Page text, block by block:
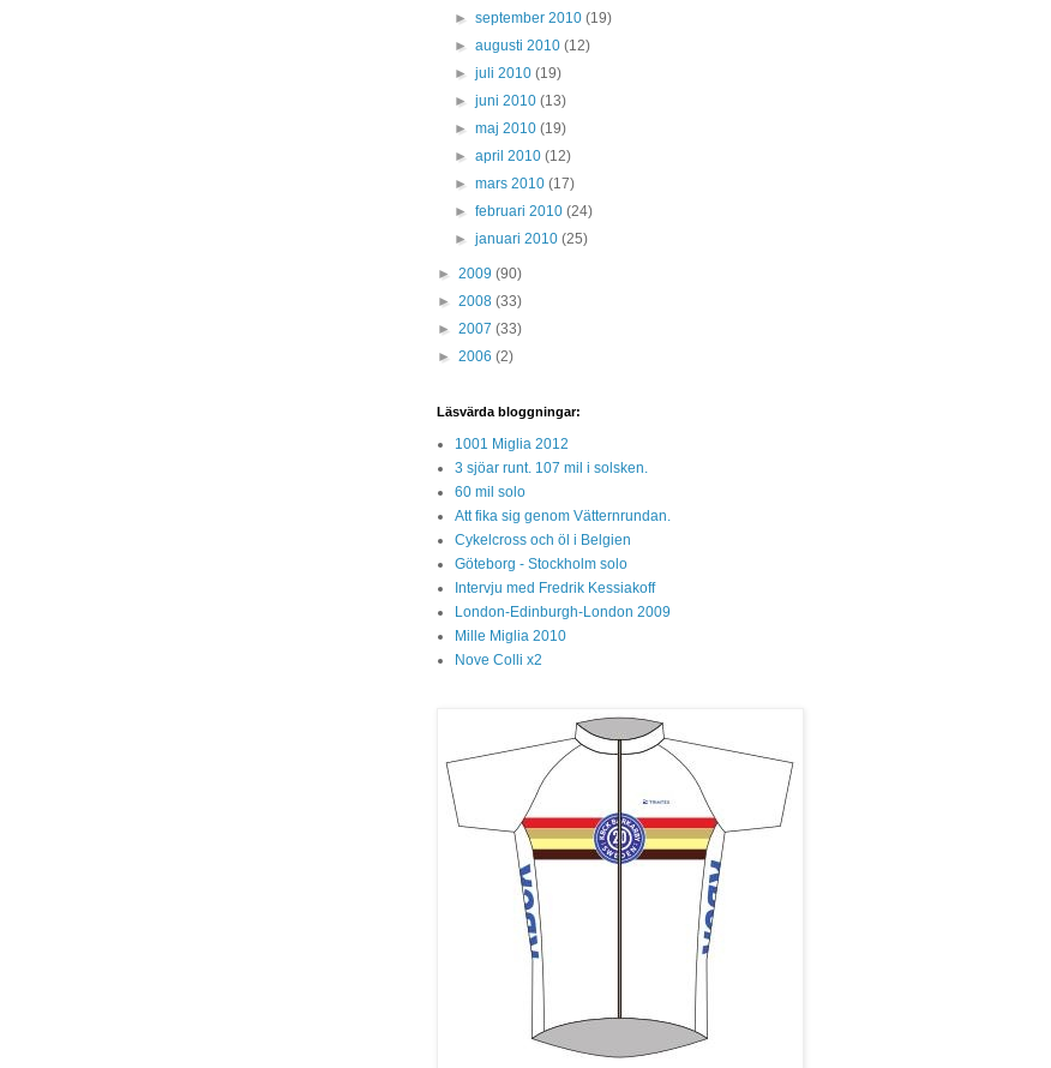
►september 2010(19)
►augusti 2010(12)
►juli 2010(19)
►juni 2010(13)
►maj 2010(19)
►april 2010(12)
►mars 2010(17)
►februari 2010(24)
►januari 2010(25)
► 2009 (90)
► 2008 (33)
► 2007 (33)
► 2006 (2)
Läsvärda bloggningar:
1001 Miglia 2012
3 sjöar runt. 107 mil i solsken.
60 mil solo
Att fika sig genom Vätternrundan.
Cykelcross och öl i Belgien
Göteborg - Stockholm solo
Intervju med Fredrik Kessiakoff
London-Edinburgh-London 2009
Mille Miglia 2010
Nove Colli x2